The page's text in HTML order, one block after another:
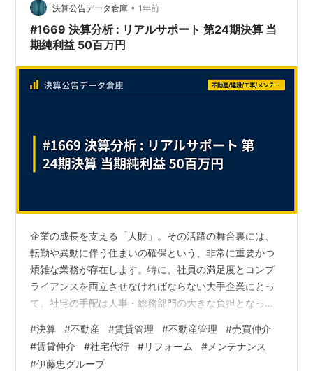
は、もう一つの側面があります。…
決算公告データ倉庫 • 1年前
#1669 決算分析 : リアルサポート 第24期決算 当
期純利益 50百万円
企業の成長を支える「人財」。その活躍の舞台裏には、
転勤や異動に伴う住まいの確保という、非常に重要かつ
煩雑な業務が存在します。特に、社員の満足度とコンプ
ライアンスを両立させなければならない大手企業にとっ
て、社宅の手配は人事・総務部門の大きな負担となって
う専門領域に特化し、野村證券や富士フイルムといった
日本を代表する大企業から絶大な信頼を得ているプロフ
#決算 #不動産 #賃貸管理 #不動産管理 #売買仲介
#賃貸仲介 #社宅代行 #リフォーム # メンテナンス
#伊藤忠グループ